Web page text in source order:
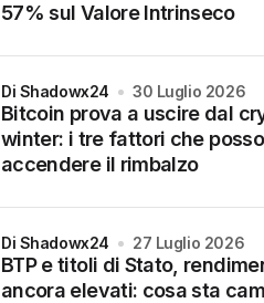
57% sul Valore Intrinseco
Bitcoin prova a uscire dal
winter: i tre fattori che
accendere il rimbalzo
di Shadowx24 30 Luglio 2026
BTP e titoli di Stato,
ancora elevati: cosa sta
di Shadowx24 27 Luglio 2026